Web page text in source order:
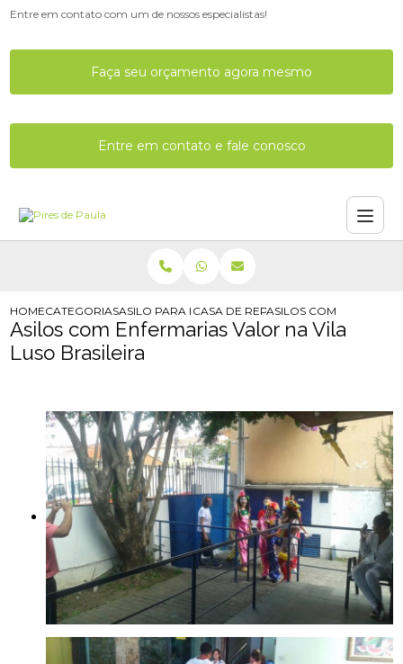
Entre em contato com um de nossos especialistas!
Faça seu orçamento agora mesmo
Entre em contato e fale conosco
HOMECATEGORIASASILO PARA IDOSOCASA DE REPOUSO PARA IDOSO
ASILOS COM
Asilos com Enfermarias Valor na Vila
Luso Brasileira